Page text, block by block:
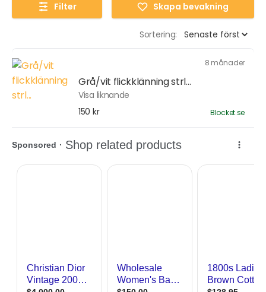
Filter Skapa bevakning
Sortering:
8 månader
Grå/vit flickklänning strl...
Visa liknande
150 kr
Blocket.se